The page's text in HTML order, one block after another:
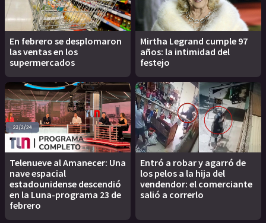
En febrero se desplomaron
las ventas en los
supermercados
Mirtha Legrand cumple 97
años: la intimidad del
festejo
Telenueve al Amanecer: Una
nave espacial
estadounidense descendió
en la Luna-programa 23 de
febrero
Entró a robar y agarró de
los pelos a la hija del
vendendor: el comerciante
salió a correrlo